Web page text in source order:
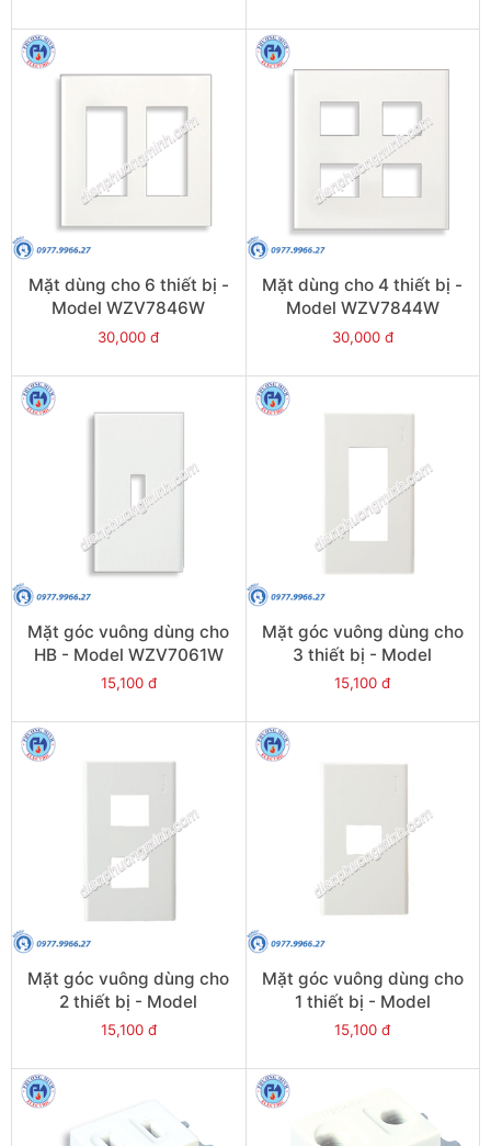
Mặt dùng cho 6 thiết bị -
Model WZV7846W
30,000 đ
Mặt dùng cho 4 thiết bị -
Model WZV7844W
30,000 đ
Mặt góc vuông dùng cho
HB - Model WZV7061W
15,100 đ
Mặt góc vuông dùng cho
3 thiết bị - Model
WZV7843W
15,100 đ
Mặt góc vuông dùng cho
2 thiết bị - Model
WZV7842W
15,100 đ
Mặt góc vuông dùng cho
1 thiết bị - Model
WZV7841W
15,100 đ